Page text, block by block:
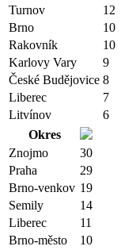
Turnov
12
Brno
10
Rakovník
10
Karlovy Vary
9
České Budějovice 8
Liberec
7
Litvínov
6
Okres
Znojmo
30
Praha
29
Brno-venkov 19
Semily
14
Liberec
11
Brno-město
10